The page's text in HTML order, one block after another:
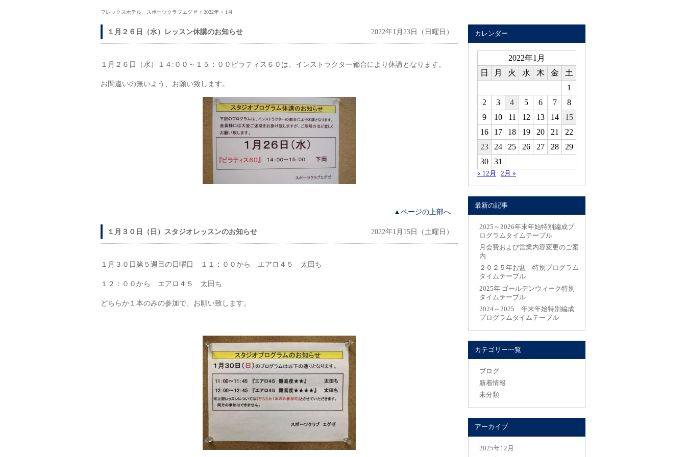
フレックスホテル、スポーツクラブエグゼ > 2022年 > 1月
カレンダー
2022年1月
日
月 火 水 木 金
土
1
2
3 4 5 6 7
8
9
10 11 12 13 14
15
16
17 18 19 20 21
22
23
24 25 26 27 28
29
30
31
« 12月 2月 »
最新の記事
2025～2026年末年始特別編成プ
ログラムタイムテーブル
月会費および営業内容変更のご案
内
２０２５年お盆 特別プログラム
タイムテーブル
2025年 ゴールデンウィーク特別
タイムテーブル
2024～2025 年末年始特別編成
プログラムタイムテーブル
カテゴリー一覧
ブログ
新着情報
未分類
アーカイブ
2025年12月
１月２６日（水）レッスン休講のお知らせ 2022年1月23日（日曜日）
１月２６日（水）１４:００～１５：００ピラティス６０は、インストラクター都合により休講となります。
お間違いの無いよう、お願い致します。
▲ページの上部へ
１月３０日（日）スタジオレッスンのお知らせ 2022年1月15日（土曜日）
１月３０日第５週目の日曜日 １１：００から エアロ４５ 太田ち
１２：００から エアロ４５ 太田ち
どちらか１本のみの参加で、お願い致します。